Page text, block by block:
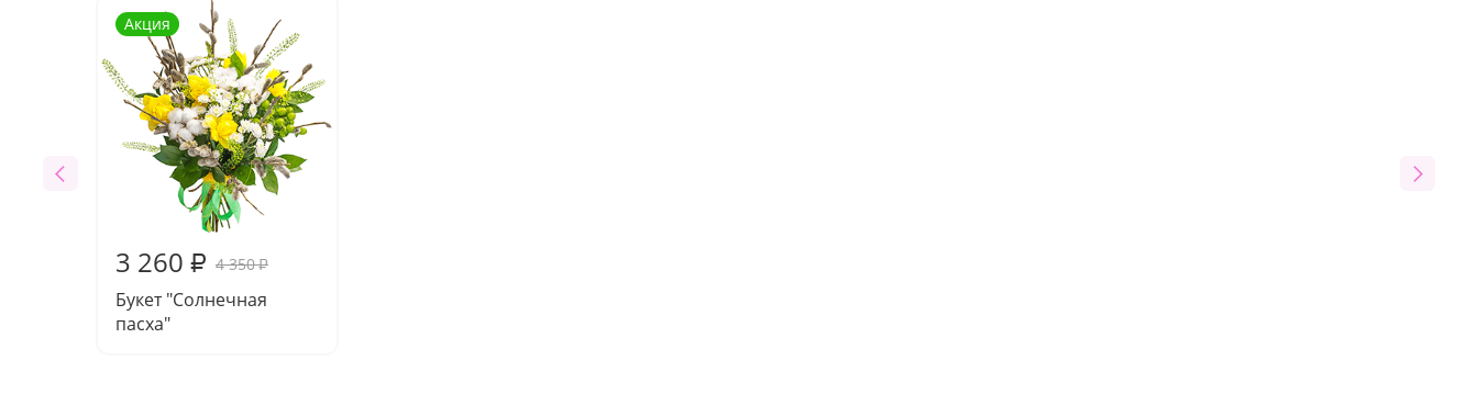
Акция
3 260 ₽ 4 350₽
Букет "Солнечная
пасха"